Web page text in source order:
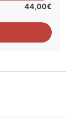
44,00€